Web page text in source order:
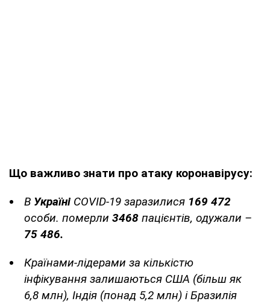
Що важливо знати про атаку коронавірусу:
В Україні COVID-19 заразилися 169 472
особи. померли 3468 пацієнтів, одужали –
75 486.
Країнами-лідерами за кількістю
інфікування залишаються США (більш як
6,8 млн), Індія (понад 5,2 млн) і Бразилія